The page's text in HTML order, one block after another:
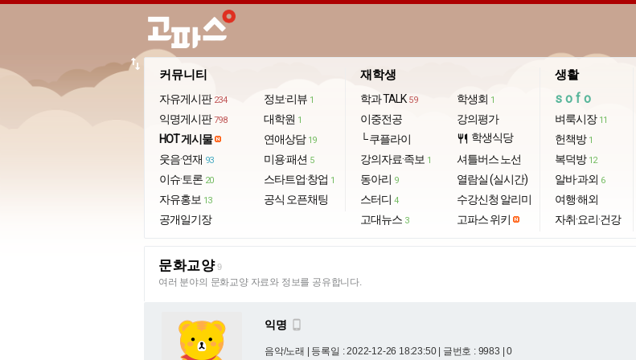
커뮤니티
자유게시판 234
익명게시판 798
HOT 게시물
웃음·연재 93
이슈·토론 20
자유홍보 13
공개일기장
정보·리뷰 1
대학원 1
연애상담 19
미용·패션 5
스타트업·창업 1
공식 오픈채팅
재학생
학과 TALK 59
이중전공
└ 쿠플라이
강의자료·족보 1
동아리 9
스터디 4
고대뉴스 3
학생회 1
강의평가
restaurant 학생식당
셔틀버스 노선
열람실 (실시간)
수강신청 알리미
고파스 위키
생활
sofo
벼룩시장 11
헌책방 1
복덕방 12
알바·과외 6
여행·해외
자취·요리·건강
import_export
문화교양 9
여러 분야의 문화교양 자료와 정보를 공유합니다.
익명 
음악/노래 | 등록일 : 2022-12-26 18:23:50 | 글번호 : 9983 | 0